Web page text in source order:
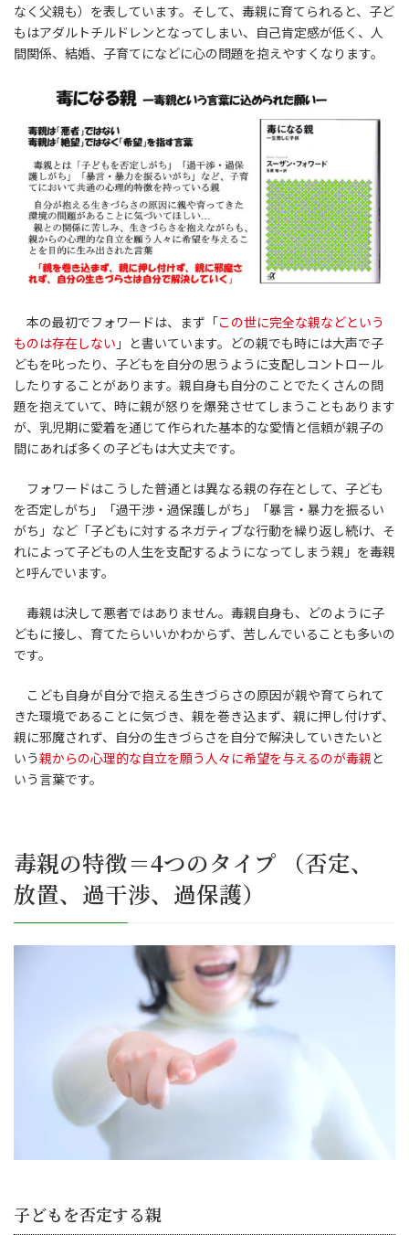
なく父親も）を表しています。そして、毒親に育てられると、子ど
もはアダルトチルドレンとなってしまい、自己肯定感が低く、人
間関係、結婚、子育てになどに心の問題を抱えやすくなります。
本の最初でフォワードは、まず「この世に完全な親などという
ものは存在しない 」と書いています。どの親でも時には大声で子
どもを叱ったり、子どもを自分の思うように支配しコントロール
したりすることがあります。親自身も自分のことでたくさんの問
題を抱えていて、時に親が怒りを爆発させてしまうこともあります
が、乳児期に愛着を通じて作られた基本的な愛情と信頼が親子の
間にあれば多くの子どもは大丈夫です。
フォワードはこうした普通とは異なる親の存在として、子ども
を否定しがち」「過干渉・過保護しがち」「暴言・暴力を振るい
がち」など「子どもに対するネガティブな行動を繰り返し続け、そ
れによって子どもの人生を支配するようになってしまう親」を毒親
と呼んでいます。
毒親は決して悪者ではありません。毒親自身も、どのように子
どもに接し、育てたらいいかわからず、苦しんでいることも多いの
です。
こども自身が自分で抱える生きづらさの原因が親や育てられて
きた環境であることに気づき、親を巻き込まず、親に押し付けず、
親に邪魔されず、自分の生きづらさを自分で解決していきたいと
いう親からの心理的な自立を願う人々に希望を与えるのが毒親と
いう言葉です。
毒親の特徴＝4つのタイプ （否定、
放置、過干渉、過保護）
子どもを否定する親